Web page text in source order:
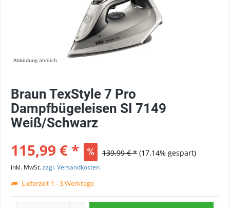
Abbildung ähnlich
Braun TexStyle 7 Pro
Dampfbügeleisen SI 7149
Weiß/Schwarz
115,99 € * 139,99 € * (17,14% gespart)
inkl. MwSt.zzgl. Versandkosten
Lieferzeit 1 - 3 Werktage